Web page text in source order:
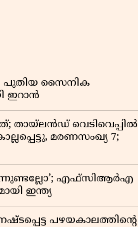
പുതിയ സൈനിക
ഇറാൻ
തായ്‌ലൻഡ് വെടിവെപ്പിൽ
മരണസംഖ്യ 7;
എഫ്സിആർഎ
ഇന്ത്യ
പഴയകാലത്തിൻ്റെ